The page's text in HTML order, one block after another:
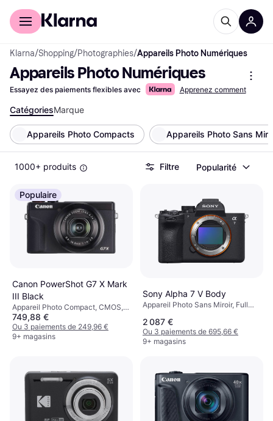
Acheter avec Klarna
Klarna/Shopping/Photographies/Appareils Photo Numériques
Appareils Photo Numériques
Essayez des paiements flexibles avec Apprenez comment
CatégoriesMarque
Appareils Photo Compacts Appareils Photo Sans
1000+ produits Filtre Popularité
Populaire
Canon PowerShot G7 X Mark
III Black
Appareil Photo Compact, CMOS, 1,
20.1 MP, Face Detection,
PictBridge, Continuous Drive,
304g
749,88 €
Ou 3 paiements de 249,96 €
9+ magasins
Sony Alpha 7 V Body
Appareil Photo Sans Miroir, Full
2 087 €
Ou 3 paiements de 695,66 €
9+ magasins